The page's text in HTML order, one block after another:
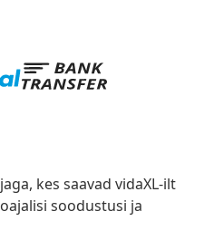
kes saavad vidaXL-ilt
soodustusi ja